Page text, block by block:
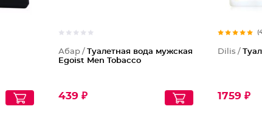
Абар / Туалетная вода мужская
Egoist Men Tobacco
439 ₽
Dilis /
1759 ₽